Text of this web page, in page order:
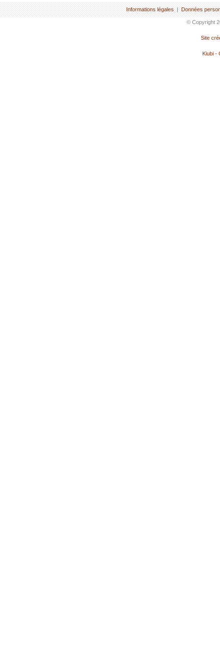
Informations légales | Données
© Copyright
Site
Kiubi -